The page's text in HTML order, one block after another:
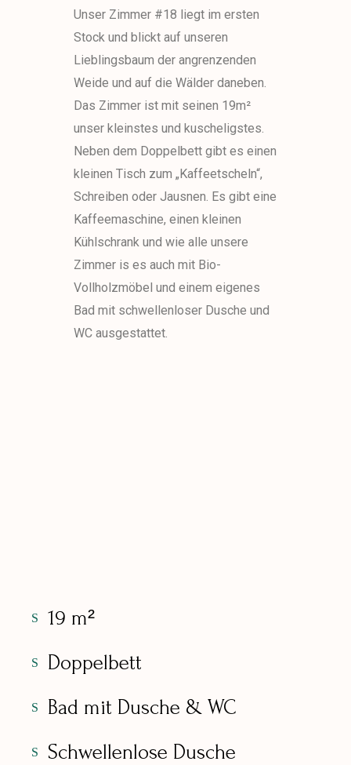
Unser Zimmer #18 liegt im ersten
Stock und blickt auf unseren
Lieblingsbaum der angrenzenden
Weide und auf die Wälder daneben.
Das Zimmer ist mit seinen 19m²
unser kleinstes und kuscheligstes.
Neben dem Doppelbett gibt es einen
kleinen Tisch zum „Kaffeetscheln“,
Schreiben oder Jausnen. Es gibt eine
Kaffeemaschine, einen kleinen
Kühlschrank und wie alle unsere
Zimmer is es auch mit Bio-
Vollholzmöbel und einem eigenes
Bad mit schwellenloser Dusche und
WC ausgestattet.
19 m²
Doppelbett
Bad mit Dusche & WC
Schwellenlose Dusche